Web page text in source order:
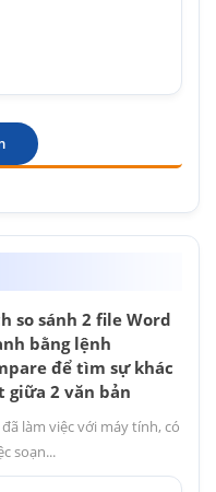
so sánh 2 file Word
bằng lệnh
để tìm sự khác
giữa 2 văn bản
làm việc với máy tính, có
soạn...